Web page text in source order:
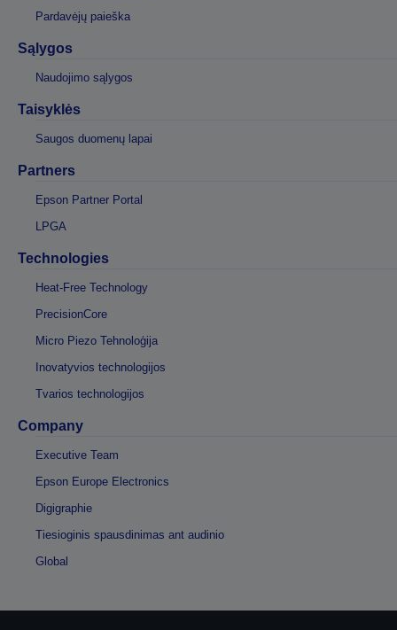
Pardavėjų paieška
Sąlygos
Naudojimo sąlygos
Taisyklės
Saugos duomenų lapai
Partners
Epson Partner Portal
LPGA
Technologies
Heat-Free Technology
PrecisionCore
Micro Piezo Tehnoloģija
Inovatyvios technologijos
Tvarios technologijos
Company
Executive Team
Epson Europe Electronics
Digigraphie
Tiesioginis spausdinimas ant audinio
Global